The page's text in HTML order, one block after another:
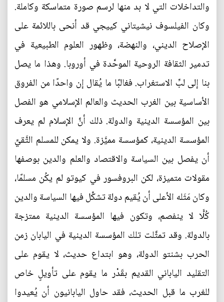
والتداخلات التي لا بد منها لرسم صورة متماسكة وكاملة.
وكان الفيلسوف نيشيتاني كييجي قد أنحى باللائمة على
الإصلاح الديني، والنهضة، وظهور العلوم الطبيعية في
تدمير الثقافة الروحية الموحَّدة في أوروبا. وهذا ما يصل
بنا إلى لبِّ الاستغراب. فغالبًا ما يُقال إن واحدًا من الفروق
الأساسية بين الغرب الحديث والعالم الإسلامي هو الفصل
بين المؤسسة الدينية والدولة. ذلك أنَّ الإسلام لم يعرف
المؤسسة الدينية، كمؤسسة مميَّزة. ولا يمكن للمسلم التَّقيِّ
أن يفصل بين السياسة والاقتصاد والعلم والدين بوصفها
مقولات متميزة، لكن البروفسور في كيوتو لم يكُن مسلمًا،
وكان مَثَله الأعلى أن يُقيم دولة تشكِّل فيها السياسة والدين
كُلًّا لا ينفصم، وتكون فيها المؤسسة الدينية ممتزجة
بالدولة. وقد تمثَّلت تلك المؤسسة الدينية في اليابان زمن
الحرب بشنتو الدولة، وهو ابتداع حديث، لا يقوم على
التقليد الياباني القديم بقَدْر ما يقوم على تأويلٍ خاص
للغرب ما قبل الحديث، فقد حاول اليابانيون أن يُعيدوا